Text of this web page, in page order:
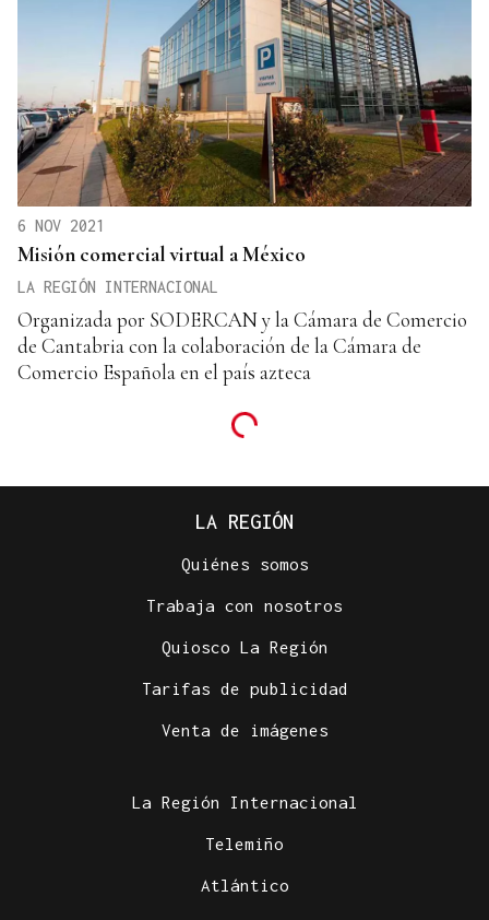
6 NOV 2021
Misión comercial virtual a México
LA REGIÓN INTERNACIONAL
Organizada por SODERCAN y la Cámara de Comercio
de Cantabria con la colaboración de la Cámara de
Comercio Española en el país azteca
LA REGIÓN
Quiénes somos
Trabaja con nosotros
Quiosco La Región
Tarifas de publicidad
Venta de imágenes
La Región Internacional
Telemiño
Atlántico